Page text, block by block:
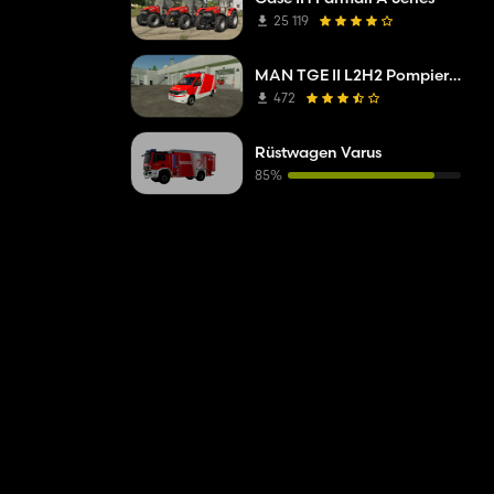
25 119
MAN TGE II L2H2 Pompiers de Mittelberg
472
Rüstwagen Varus
85%